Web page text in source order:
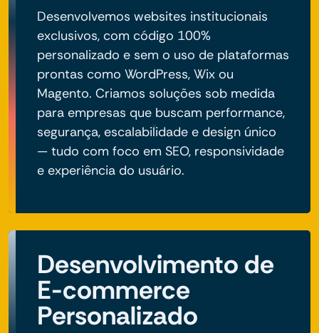
Desenvolvemos websites institucionais
exclusivos, com código 100%
personalizado e sem o uso de plataformas
prontas como WordPress, Wix ou
Magento. Criamos soluções sob medida
para empresas que buscam performance,
segurança, escalabilidade e design único
— tudo com foco em SEO, responsividade
e experiência do usuário.
Desenvolvimento de
E-commerce
Personalizado